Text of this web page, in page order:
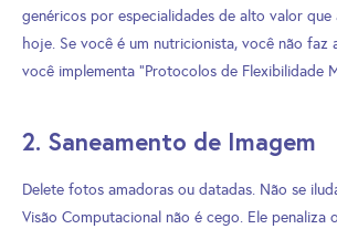
genéricos por especialidades de alto valor que
hoje. Se você é um nutricionista, você não faz
você implementa “Protocolos de Flexibilidade
2. Saneamento de Imagem
Delete fotos amadoras ou datadas. Não se
Visão Computacional não é cego. Ele penaliza